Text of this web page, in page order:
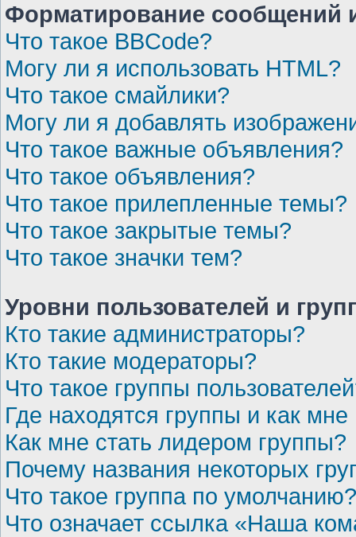
Форматирование сообщений
Что такое BBCode?
Могу ли я использовать HTML?
Что такое смайлики?
Могу ли я добавлять
Что такое важные объявления?
Что такое объявления?
Что такое прилепленные темы?
Что такое закрытые темы?
Что такое значки тем?
Уровни пользователей и
Кто такие администраторы?
Кто такие модераторы?
Что такое группы
Где находятся группы и как мне
Как мне стать лидером группы?
Почему названия некоторых
Что такое группа по умолчанию?
Что означает ссылка «Наша